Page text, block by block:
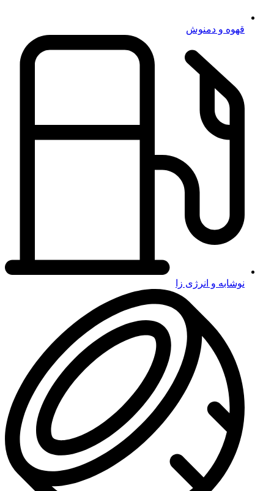
قهوه و دمنوش
نوشابه و انرژی زا